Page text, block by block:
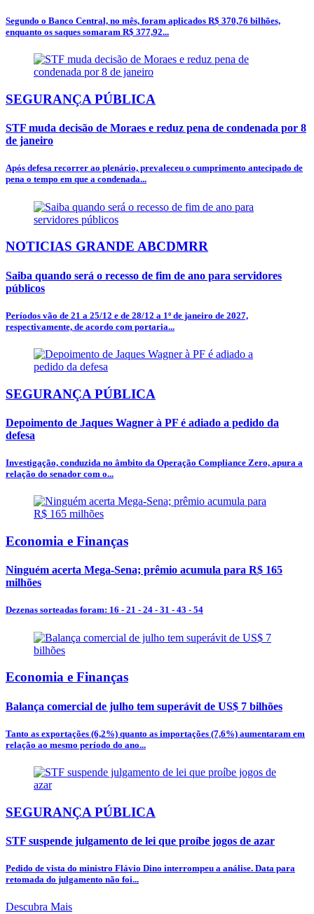
Segundo o Banco Central, no mês, foram aplicados R$ 370,76 bilhões,
enquanto os saques somaram R$ 377,92...
SEGURANÇA PÚBLICA
STF muda decisão de Moraes e reduz pena de condenada por 8
de janeiro
Após defesa recorrer ao plenário, prevaleceu o cumprimento antecipado de
pena o tempo em que a condenada...
NOTICIAS GRANDE ABCDMRR
Saiba quando será o recesso de fim de ano para servidores
públicos
Períodos vão de 21 a 25/12 e de 28/12 a 1º de janeiro de 2027,
respectivamente, de acordo com portaria...
SEGURANÇA PÚBLICA
Depoimento de Jaques Wagner à PF é adiado a pedido da
defesa
Investigação, conduzida no âmbito da Operação Compliance Zero, apura a
relação do senador com o...
Economia e Finanças
Ninguém acerta Mega-Sena; prêmio acumula para R$ 165
milhões
Dezenas sorteadas foram: 16 - 21 - 24 - 31 - 43 - 54
Economia e Finanças
Balança comercial de julho tem superávit de US$ 7 bilhões
Tanto as exportações (6,2%) quanto as importações (7,6%) aumentaram em
relação ao mesmo período do ano...
SEGURANÇA PÚBLICA
STF suspende julgamento de lei que proíbe jogos de azar
Pedido de vista do ministro Flávio Dino interrompeu a análise. Data para
retomada do julgamento não foi...
Descubra Mais